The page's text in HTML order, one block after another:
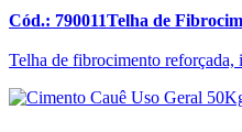
Cód.: 790011Telha de
Telha de fibrocimento reforçada,